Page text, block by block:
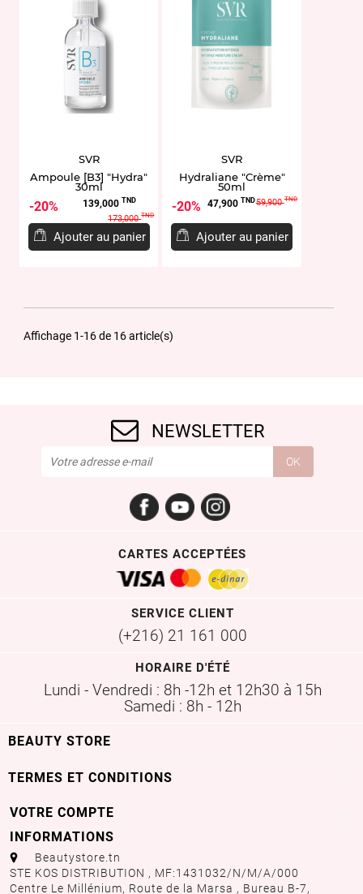
SVR
Ampoule [B3] "Hydra"
30ml
20% Prix
139,000 TNDPrix
de
base
173,000TND
Ajouter au panier
SVR
Hydraliane "Crème"
50ml
20% Prix
47,900 TNDPrix
base
59,900TND
Ajouter au panier
Affichage 1-16 de 16 article(s)
NEWSLETTER
FacebookYouTubeInstagram
CARTES ACCEPTÉES
SERVICE CLIENT
(+216) 21 161 000
HORAIRE D'ÉTÉ
Lundi - Vendredi : 8h -12h et 12h30 à 15h
Samedi : 8h - 12h
BEAUTY STORE
TERMES ET CONDITIONS
VOTRE COMPTE
INFORMATIONS
aaa
Beautystore.tn
STE KOS DISTRIBUTION , MF:1431032/N/M/A/000
Centre Le Millénium, Route de la Marsa , Bureau B-7,